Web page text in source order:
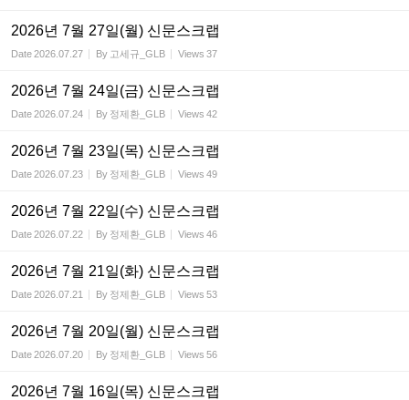
2026년 7월 27일(월) 신문스크랩
Date2026.07.27 By 고세규_GLB Views 37
2026년 7월 24일(금) 신문스크랩
Date2026.07.24 By 정제환_GLB Views 42
2026년 7월 23일(목) 신문스크랩
Date2026.07.23 By 정제환_GLB Views 49
2026년 7월 22일(수) 신문스크랩
Date2026.07.22 By 정제환_GLB Views 46
2026년 7월 21일(화) 신문스크랩
Date2026.07.21 By 정제환_GLB Views 53
2026년 7월 20일(월) 신문스크랩
Date2026.07.20 By 정제환_GLB Views 56
2026년 7월 16일(목) 신문스크랩